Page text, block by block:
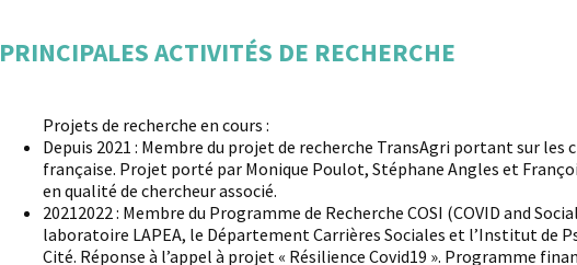
PRINCIPALES ACTIVITÉS DE RECHERCHE
Projets de recherche en cours :
Depuis 2021 : Membre du projet de recherche TransAgri portant sur
française. Projet porté par Monique Poulot, Stéphane Angles et
en qualité de chercheur associé.
20212022 : Membre du Programme de Recherche COSI (COVID and
laboratoire LAPEA, le Département Carrières Sociales et l’Institut de
Cité. Réponse à l’appel à projet « Résilience Covid19 ». Programme